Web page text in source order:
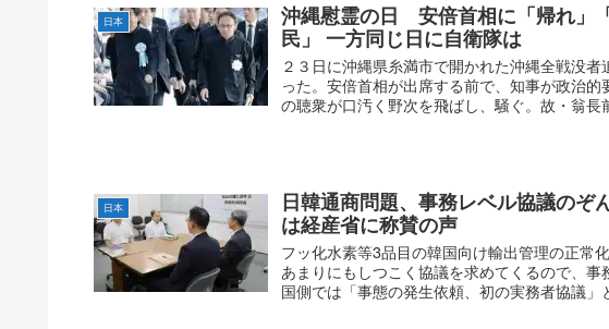
日本
沖縄慰霊の日 安倍首相に「帰れ」
民」 一方同じ日に自衛隊は
２３日に沖縄県糸満市で開かれた沖縄全戦没
った。安倍首相が出席する前で、知事が政治
の聴衆が口汚く野次を飛ばし、騒ぐ。故・翁
日本
日韓通商問題、事務レベル協議の
は経産省に称賛の声
フッ化水素等3品目の韓国向け輸出管理の正常
あまりにもしつこく協議を求めてくるので、
国側では「事態の発生依頼、初の実務者協議